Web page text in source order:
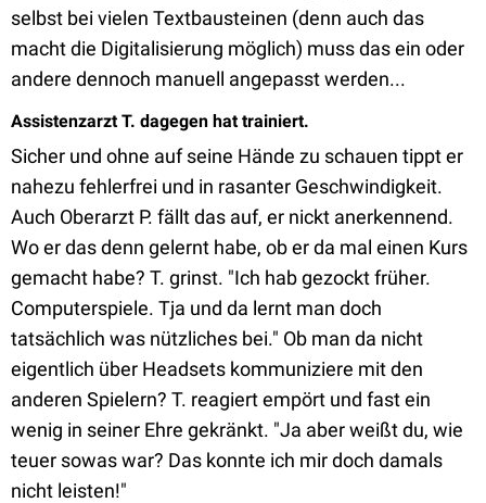
selbst bei vielen Textbausteinen (denn auch das
macht die Digitalisierung möglich) muss das ein oder
andere dennoch manuell angepasst werden...
Assistenzarzt T. dagegen hat trainiert.
Sicher und ohne auf seine Hände zu schauen tippt er
nahezu fehlerfrei und in rasanter Geschwindigkeit.
Auch Oberarzt P. fällt das auf, er nickt anerkennend.
Wo er das denn gelernt habe, ob er da mal einen Kurs
gemacht habe? T. grinst. "Ich hab gezockt früher.
Computerspiele. Tja und da lernt man doch
tatsächlich was nützliches bei." Ob man da nicht
eigentlich über Headsets kommuniziere mit den
anderen Spielern? T. reagiert empört und fast ein
wenig in seiner Ehre gekränkt. "Ja aber weißt du, wie
teuer sowas war? Das konnte ich mir doch damals
nicht leisten!"